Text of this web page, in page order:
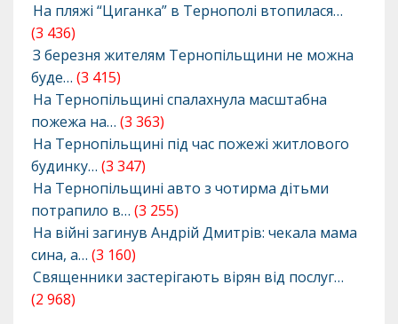
На пляжі “Циганка” в Тернополі втопилася…
(3 436)
З березня жителям Тернопільщини не можна
буде… (3 415)
На Тернопільщині спалахнула масштабна
пожежа на… (3 363)
На Тернопільщині під час пожежі житлового
будинку… (3 347)
На Тернопільщині авто з чотирма дітьми
потрапило в… (3 255)
На війні загинув Андрій Дмитрів: чекала мама
сина, а… (3 160)
Священники застерігають вірян від послуг…
(2 968)